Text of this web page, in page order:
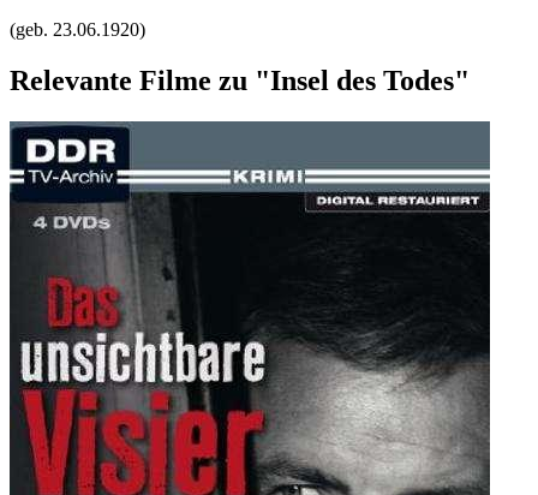
(geb. 23.06.1920)
Relevante Filme zu "Insel des Todes"